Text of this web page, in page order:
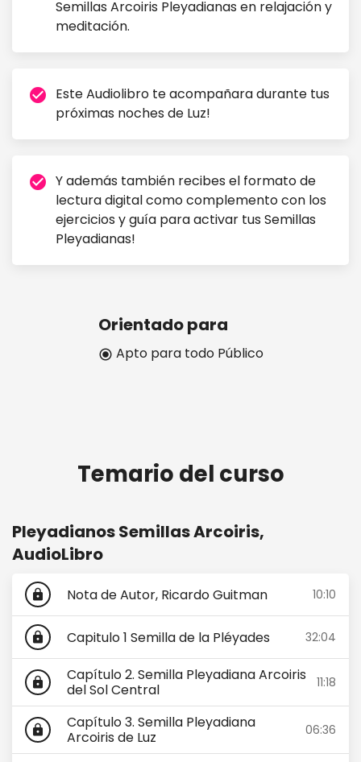
Semillas Arcoiris Pleyadianas en relajación y
meditación.
check_circle Este Audiolibro te acompañara durante tus
próximas noches de Luz!
check_circle Y además también recibes el formato de
lectura digital como complemento con los
ejercicios y guía para activar tus Semillas
Pleyadianas!
Orientado para
radio_button_checked Apto para todo Público
Temario del curso
Pleyadianos Semillas Arcoiris,
AudioLibro
lock Nota de Autor, Ricardo Guitman 10:10
lock Capitulo 1 Semilla de la Pléyades 32:04
lock
Capítulo 2. Semilla Pleyadiana Arcoiris
del Sol Central
11:18
lock
Capítulo 3. Semilla Pleyadiana
Arcoiris de Luz
06:36